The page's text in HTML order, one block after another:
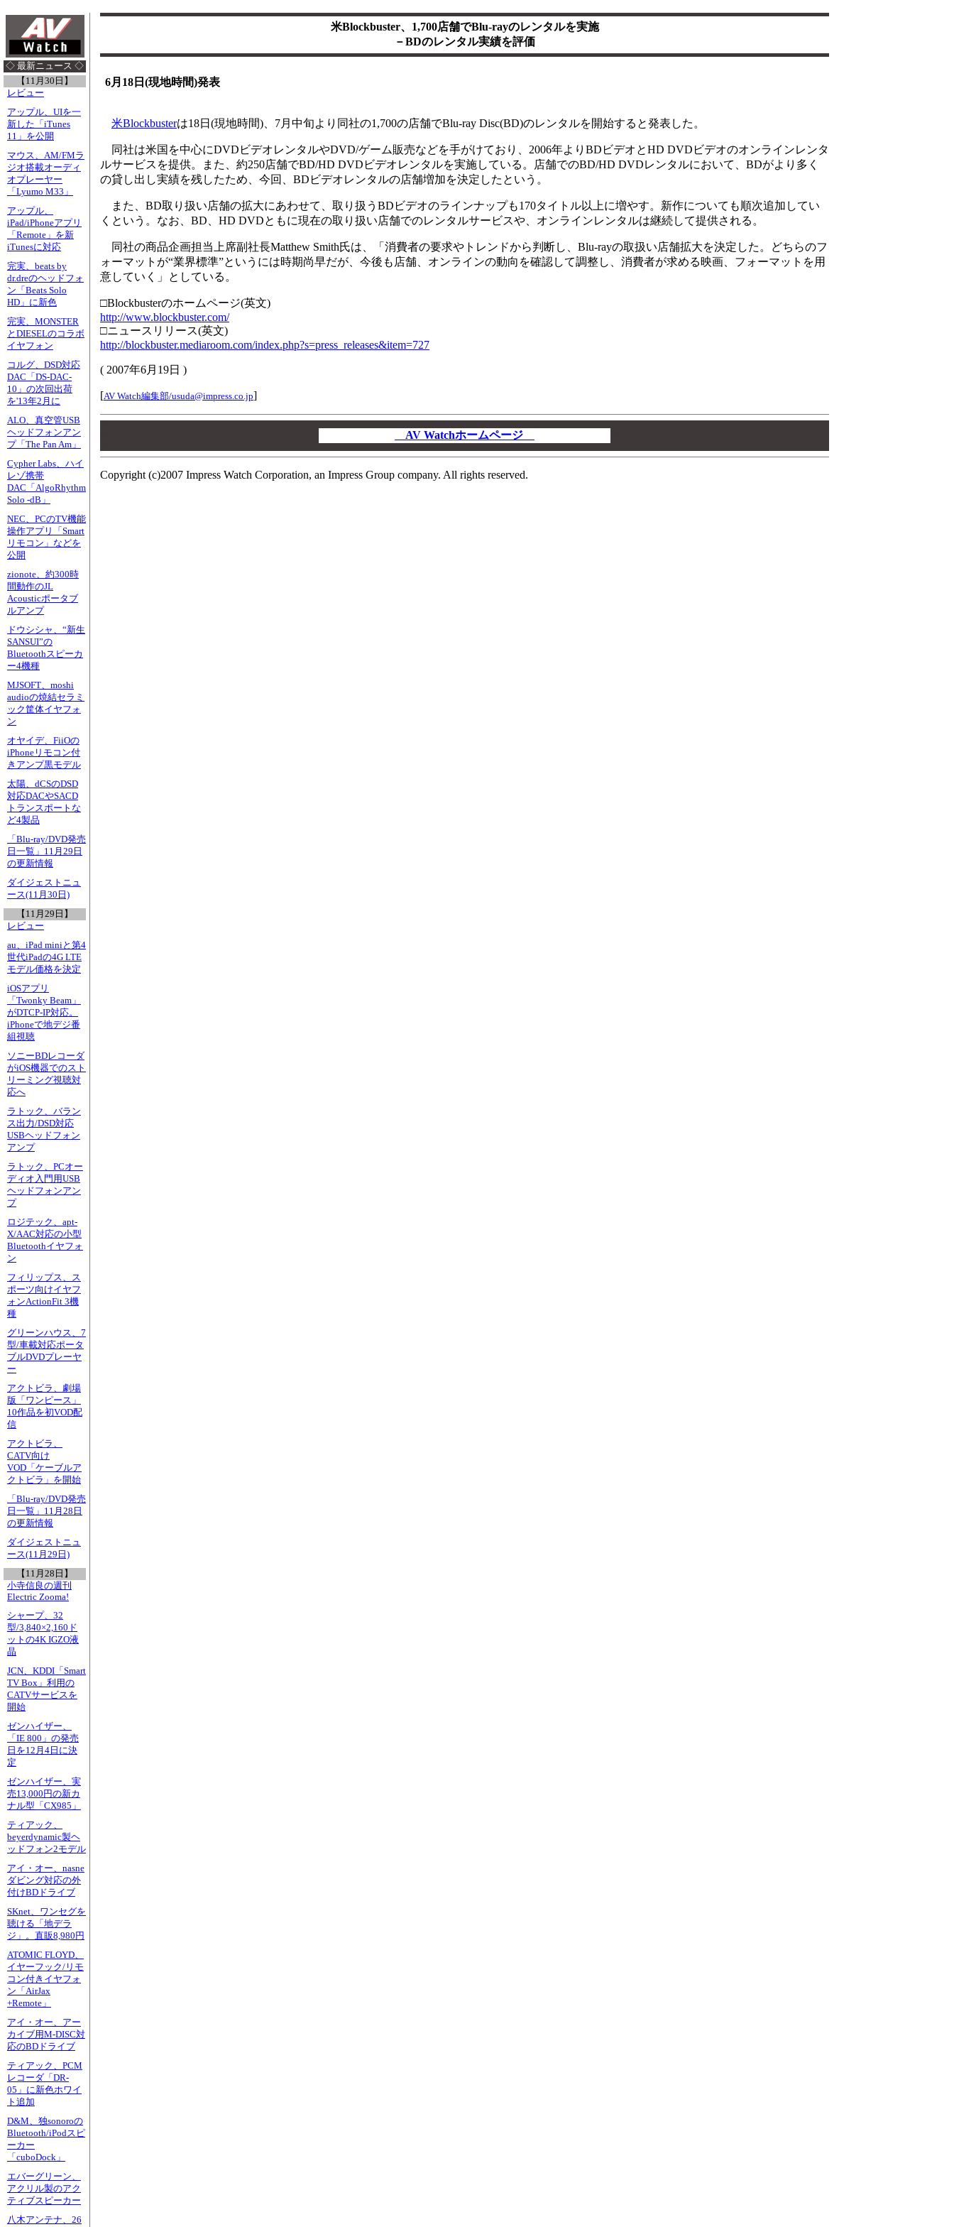
◇ 最新ニュース ◇
【11月30日】
レビュー
アップル、UIを一
新した「iTunes
11」を公開
マウス、AM/FMラ
ジオ搭載オーディ
オプレーヤー
「Lyumo M33」
アップル、
iPad/iPhoneアプリ
「Remote」を新
iTunesに対応
完実、beats by
dr.dreのヘッドフォ
ン「Beats Solo
HD」に新色
完実、MONSTER
とDIESELのコラボ
イヤフォン
コルグ、DSD対応
DAC「DS-DAC-
10」の次回出荷
を'13年2月に
ALO、真空管USB
ヘッドフォンアン
プ「The Pan Am」
Cypher Labs、ハイ
レゾ携帯
DAC「AlgoRhythm
Solo -dB」
NEC、PCのTV機能
操作アプリ「Smart
リモコン」などを
公開
zionote、約300時
間動作のJL
Acousticポータブ
ルアンプ
ドウシシャ、“新生
SANSUI”の
Bluetoothスピーカ
ー4機種
MJSOFT、moshi
audioの焼結セラミ
ック筐体イヤフォ
ン
オヤイデ、FiiOの
iPhoneリモコン付
きアンプ黒モデル
太陽、dCSのDSD
対応DACやSACD
トランスポートな
ど4製品
「Blu-ray/DVD発売
日一覧」11月29日
の更新情報
ダイジェストニュ
ース(11月30日)
【11月29日】
レビュー
au、iPad miniと第4
世代iPadの4G LTE
モデル価格を決定
iOSアプリ
「Twonky Beam」
がDTCP-IP対応。
iPhoneで地デジ番
組視聴
ソニーBDレコーダ
がiOS機器でのスト
リーミング視聴対
応へ
ラトック、バラン
ス出力/DSD対応
USBヘッドフォン
アンプ
ラトック、PCオー
ディオ入門用USB
ヘッドフォンアン
プ
ロジテック、apt-
X/AAC対応の小型
Bluetoothイヤフォ
ン
フィリップス、ス
ポーツ向けイヤフ
ォンActionFit 3機
種
グリーンハウス、7
型/車載対応ポータ
ブルDVDプレーヤ
ー
アクトビラ、劇場
版「ワンピース」
10作品を初VOD配
信
アクトビラ、
CATV向け
VOD「ケーブルア
クトビラ」を開始
「Blu-ray/DVD発売
日一覧」11月28日
の更新情報
ダイジェストニュ
ース(11月29日)
【11月28日】
小寺信良の週刊
Electric Zooma!
シャープ、32
型/3,840×2,160ド
ットの4K IGZO液
晶
JCN、KDDI「Smart
TV Box」利用の
CATVサービスを
開始
ゼンハイザー、
「IE 800」の発売
日を12月4日に決
定
ゼンハイザー、実
売13,000円の新カ
ナル型「CX985」
ティアック、
beyerdynamic製ヘ
ッドフォン2モデル
アイ・オー、nasne
ダビング対応の外
付けBDドライブ
SKnet、ワンセグを
聴ける「地デラ
ジ」。直販8,980円
ATOMIC FLOYD、
イヤーフック/リモ
コン付きイヤフォ
ン「AirJax
+Remote」
アイ・オー、アー
カイブ用M-DISC対
応のBDドライブ
ティアック、PCM
レコーダ「DR-
05」に新色ホワイ
ト追加
D&M、独sonoroの
Bluetooth/iPodスピ
ーカー
「cuboDock」
エバーグリーン、
アクリル製のアク
ティブスピーカー
八木アンテナ、26
米Blockbuster、1,700店舗でBlu-rayのレンタルを実施
－BDのレンタル実績を評価
6月18日(現地時間)発表
米Blockbusterは18日(現地時間)、7月中旬より同社の1,700の店舗でBlu-ray Disc(BD)のレンタルを開始すると発表した。
同社は米国を中心にDVDビデオレンタルやDVD/ゲーム販売などを手がけており、2006年よりBDビデオとHD DVDビデオのオンラインレンタ
ルサービスを提供。また、約250店舗でBD/HD DVDビデオレンタルを実施している。店舗でのBD/HD DVDレンタルにおいて、BDがより多く
の貸し出し実績を残したため、今回、BDビデオレンタルの店舗増加を決定したという。
また、BD取り扱い店舗の拡大にあわせて、取り扱うBDビデオのラインナップも170タイトル以上に増やす。新作についても順次追加してい
くという。なお、BD、HD DVDともに現在の取り扱い店舗でのレンタルサービスや、オンラインレンタルは継続して提供される。
同社の商品企画担当上席副社長Matthew Smith氏は、「消費者の要求やトレンドから判断し、Blu-rayの取扱い店舗拡大を決定した。どちらのフ
ォーマットが“業界標準”というには時期尚早だが、今後も店舗、オンラインの動向を確認して調整し、消費者が求める映画、フォーマットを用
意していく」としている。
□Blockbusterのホームページ(英文)
http://www.blockbuster.com/
□ニュースリリース(英文)
http://blockbuster.mediaroom.com/index.php?s=press_releases&item=727
( 2007年6月19日 )
[AV Watch編集部/usuda@impress.co.jp]
AV Watchホームページ
Copyright (c)2007 Impress Watch Corporation, an Impress Group company. All rights reserved.